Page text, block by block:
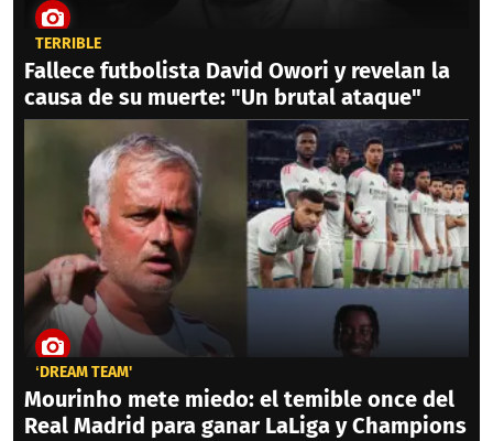
TERRIBLE
Fallece futbolista David Owori y revelan la
causa de su muerte: "Un brutal ataque"
‘DREAM TEAM'
Mourinho mete miedo: el temible once del
Real Madrid para ganar LaLiga y Champions